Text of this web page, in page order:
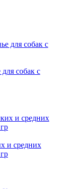
собак с
и средних